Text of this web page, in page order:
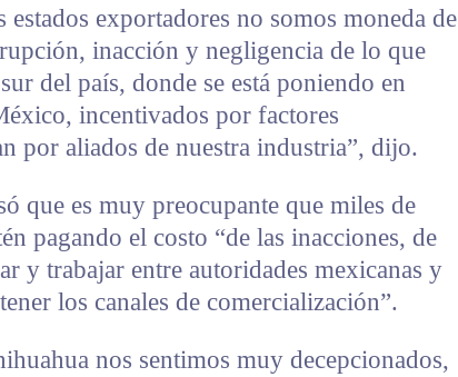
estados exportadores no somos moneda de
inacción y negligencia de lo que
del país, donde se está poniendo en
incentivados por factores
por aliados de nuestra industria”, dijo.
que es muy preocupante que miles de
pagando el costo “de las inacciones, de
y trabajar entre autoridades mexicanas y
los canales de comercialización”.
nos sentimos muy decepcionados,